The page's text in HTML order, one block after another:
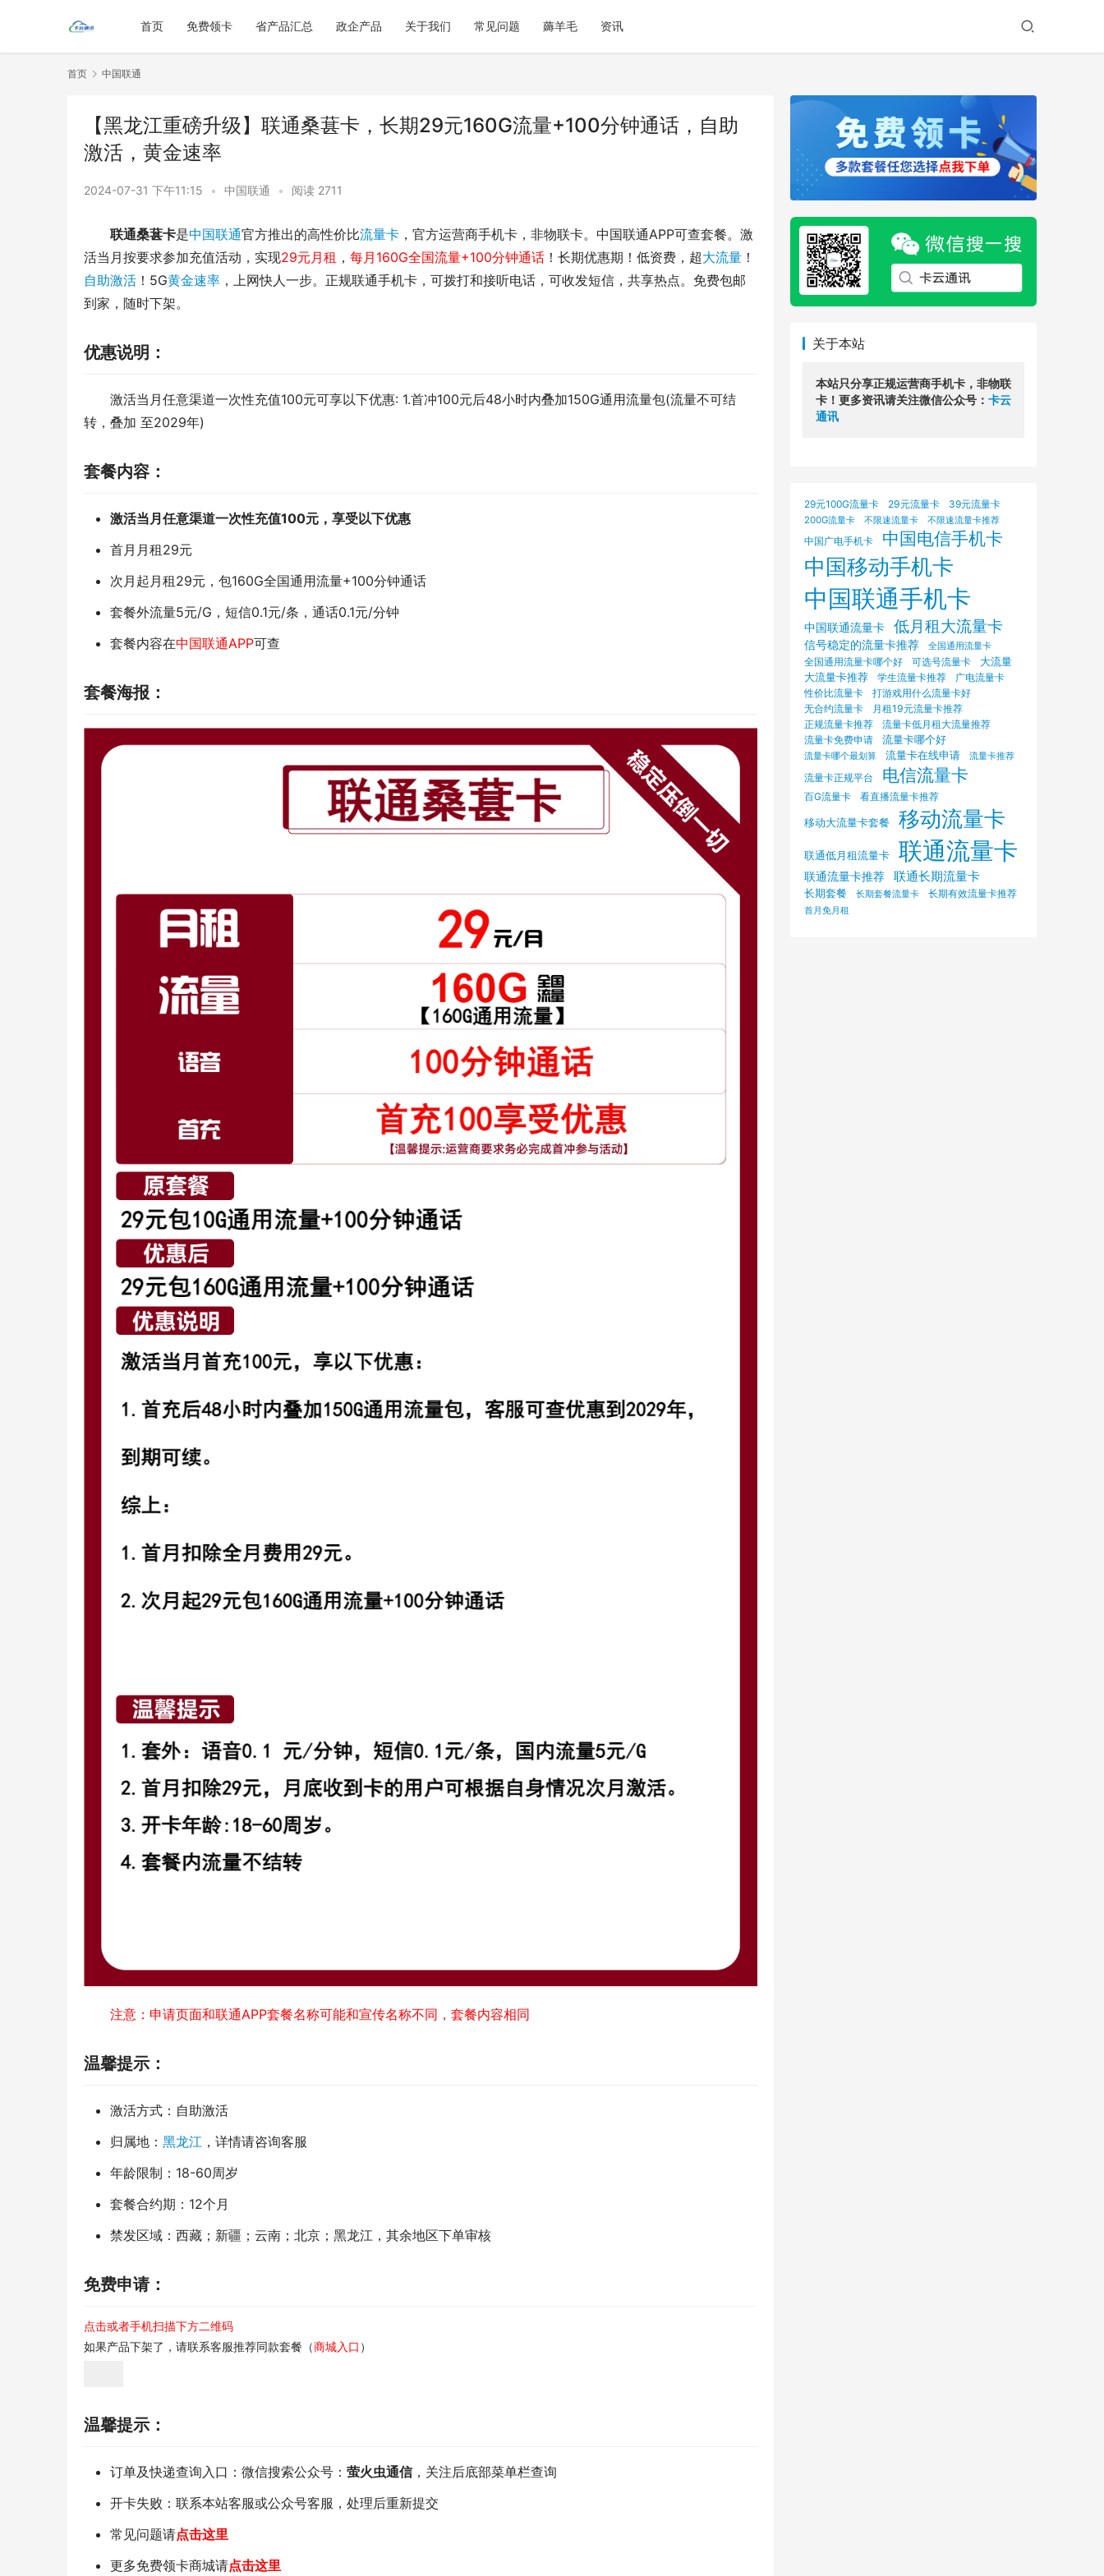
首页 免费领卡 省产品汇总 政企产品 关于我们 常见问题 薅羊毛 资讯
首页 中国联通
【黑龙江重磅升级】联通桑葚卡，长期29元160G流量+100分钟通话，自助
激活，黄金速率
2024-07-31 下午11:15 • 中国联通 • 阅读 2711
联通桑葚卡是中国联通官方推出的高性价比流量卡 ，官方运营商手机卡，非物联卡。中国联通APP可查套餐。激
活当月按要求参加充值活动，实现29元月租 ， 每月160G全国流量+100分钟通话 ！长期优惠期！ 低资费，超大流量 ！
自助激活 ！5G黄金速率 ，上网快人一步。正规联通手机卡，可拨打和接听电话，可收发短信，共享热点。免费包邮
到家，随时下架。
优惠说明：
激活当月任意渠道一次性充值100元可享以下优惠: 1.首冲100元后48小时内叠加150G通用流量包(流量不可结
转，叠加 至2029年)
套餐内容：
激活当月任意渠道一次性充值100元，享受以下优惠
首月月租29元
次月起月租29元，包160G全国通用流量+100分钟通话
套餐外流量5元/G，短信0.1元/条，通话0.1元/分钟
套餐内容在中国联通APP可查
套餐海报：
注意：申请页面和联通APP套餐名称可能和宣传名称不同，套餐内容相同
温馨提示：
激活方式：自助激活
归属地： 黑龙江 ，详情请咨询客服
年龄限制：18-60周岁
套餐合约期：12个月
禁发区域：西藏；新疆；云南；北京；黑龙江，其余地区下单审核
免费申请：
点击或者手机扫描下方二维码
如果产品下架了，请联系客服推荐同款套餐（商城入口 ）
温馨提示：
订单及快递查询入口：微信搜索公众号： 萤火虫通信，关注后底部菜单栏查询
开卡失败：联系本站客服或公众号客服，处理后重新提交
常见问题请点击这里
更多免费领卡商城请点击这里
关于本站
本站只分享正规运营商手机卡，非物联
卡！更多资讯请关注微信公众号： 卡云
通讯
29元100G流量卡 29元流量卡 39元流量卡
200G流量卡 不限速流量卡 不限速流量卡推荐
中国广电手机卡 中国电信手机卡
中国移动手机卡
中国联通手机卡
中国联通流量卡 低月租大流量卡
信号稳定的流量卡推荐 全国通用流量卡
全国通用流量卡哪个好 可选号流量卡
大流量
大流量卡推荐
学生流量卡推荐 广电流量卡
性价比流量卡
打游戏用什么流量卡好
无合约流量卡
月租19元流量卡推荐
正规流量卡推荐
流量卡低月租大流量推荐
流量卡免费申请 流量卡哪个好
流量卡哪个最划算 流量卡在线申请 流量卡推荐
流量卡正规平台 电信流量卡
百G流量卡 看直播流量卡推荐
移动大流量卡套餐 移动流量卡
联通低月租流量卡 联通流量卡
联通流量卡推荐 联通长期流量卡
长期套餐 长期套餐流量卡 长期有效流量卡推荐
首月免月租